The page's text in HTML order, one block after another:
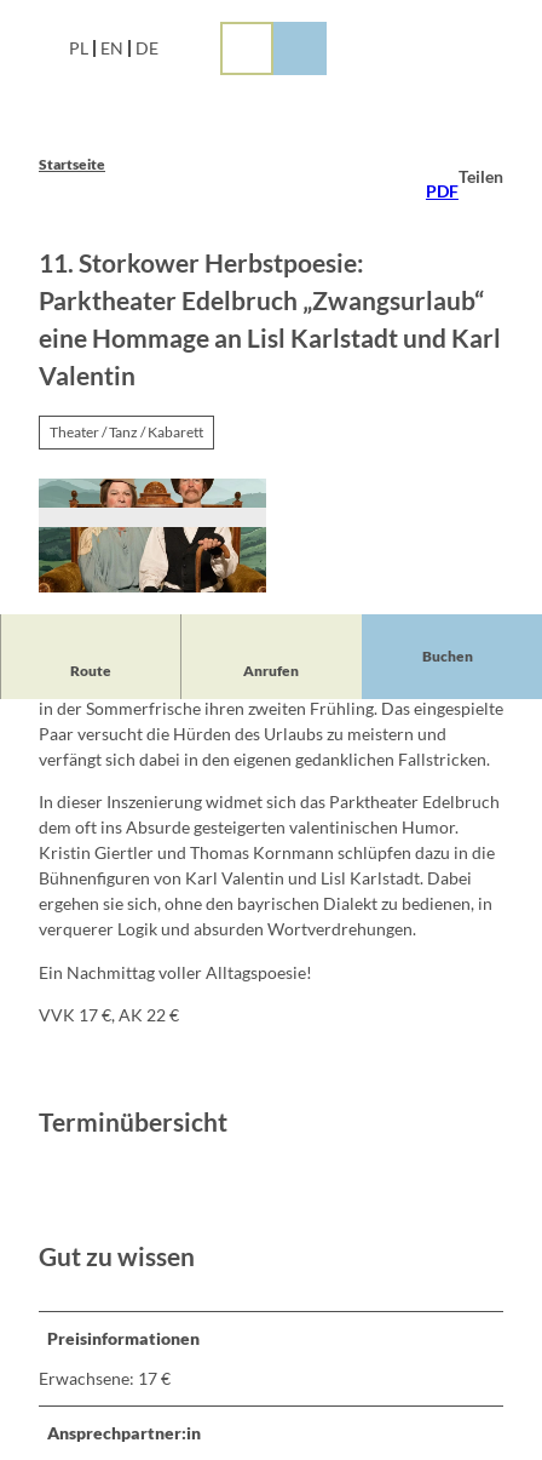
PL EN DE
Startseite
PDF
Teilen
11. Storkower Herbstpoesie:
Parktheater Edelbruch „Zwangsurlaub“
eine Hommage an Lisl Karlstadt und Karl
Valentin
Theater / Tanz / Kabarett
Route Anrufen
Buchen
Im Herbst ihrer Beziehung angekommen, erleben Karl und Lisl
in der Sommerfrische ihren zweiten Frühling. Das eingespielte
Paar versucht die Hürden des Urlaubs zu meistern und
verfängt sich dabei in den eigenen gedanklichen Fallstricken.
In dieser Inszenierung widmet sich das Parktheater Edelbruch
dem oft ins Absurde gesteigerten valentinischen Humor.
Kristin Giertler und Thomas Kornmann schlüpfen dazu in die
Bühnenfiguren von Karl Valentin und Lisl Karlstadt. Dabei
ergehen sie sich, ohne den bayrischen Dialekt zu bedienen, in
verquerer Logik und absurden Wortverdrehungen.
Ein Nachmittag voller Alltagspoesie!
VVK 17 €, AK 22 €
Terminübersicht
Gut zu wissen
Preisinformationen
Erwachsene: 17 €
Ansprechpartner:in